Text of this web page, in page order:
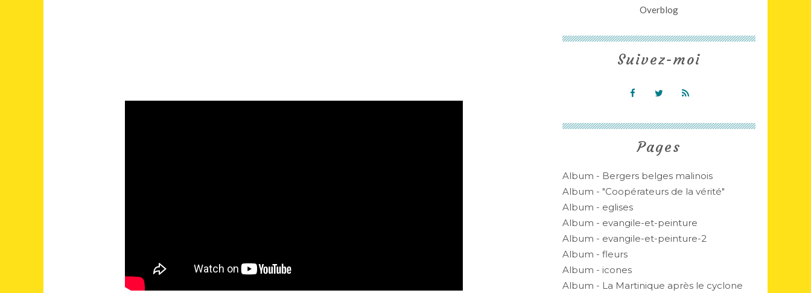
Pages
Album - Bergers belges malinois
Album - "Coopérateurs de la vérité"
Album - eglises
Album - evangile-et-peinture
Album - evangile-et-peinture-2
Album - fleurs
Album - icones
Album - La Martinique après le cyclone
Overblog
Suivez-moi